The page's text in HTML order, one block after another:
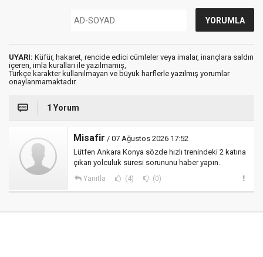
UYARI: Küfür, hakaret, rencide edici cümleler veya imalar, inançlara saldırı
içeren, imla kuralları ile yazılmamış,
Türkçe karakter kullanılmayan ve büyük harflerle yazılmış yorumlar
onaylanmamaktadır.
1 Yorum
Misafir / 07 Ağustos 2026 17:52
Lütfen Ankara Konya sözde hızlı trenindeki 2 katına
çıkan yolculuk süresi sorununu haber yapın.
Yanıtla (4) (0)